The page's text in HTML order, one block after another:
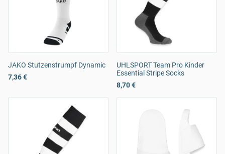
JAKO Stutzenstrumpf Dynamic
7,36 €
UHLSPORT Team Pro Kinder
Essential Stripe Socks
8,70 €